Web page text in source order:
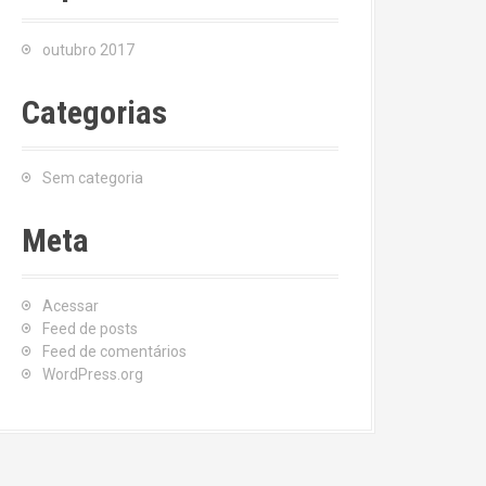
outubro 2017
Categorias
Sem categoria
Meta
Acessar
Feed de posts
Feed de comentários
WordPress.org